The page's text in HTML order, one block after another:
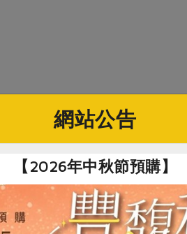
當地小學音樂課程提供樂器回饋。
網站公告
【2026年中秋節預購】